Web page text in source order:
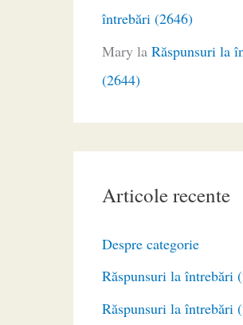
întrebări (2646)
Mary la Răspunsuri la
(2644)
Articole recente
Despre categorie
Răspunsuri la întrebări
Răspunsuri la întrebări